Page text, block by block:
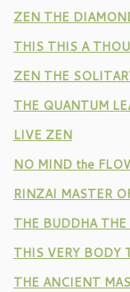
ZEN THE
THIS THIS A
ZEN THE
THE QUANTUM
LIVE ZEN
NO MIND the
RINZAI MASTER
THE BUDDHA
THIS VERY BODY
THE ANCIENT